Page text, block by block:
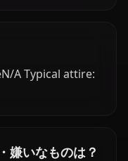
A Typical attire:
嫌いなものは？